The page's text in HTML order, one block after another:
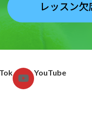
レッスン
ア
イ
コ
YouTube
グ
ル